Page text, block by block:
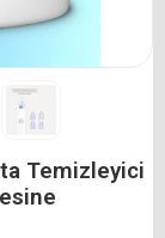
Temizleyici